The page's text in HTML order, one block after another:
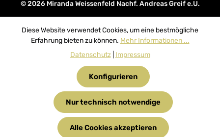
© 2026 Miranda Weissenfeld Nachf. Andreas Greif e.U.
Diese Website verwendet Cookies, um eine bestmögliche
Erfahrung bieten zu können. Mehr Informationen ...
Datenschutz| Impressum
Nur technisch notwendige
Konfigurieren
Alle Cookies akzeptieren